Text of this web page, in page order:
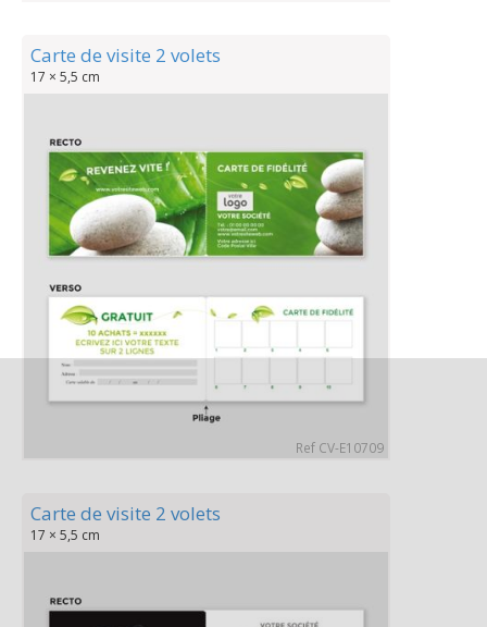
Carte de visite 2 volets
17 × 5,5 cm
Ref CV-E10709
Carte de visite 2 volets
17 × 5,5 cm